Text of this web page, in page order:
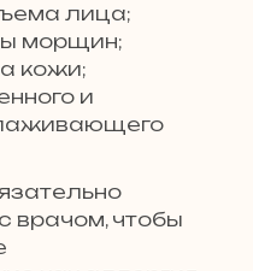
лица;
морщин;
кожи;
и
врачом, чтобы